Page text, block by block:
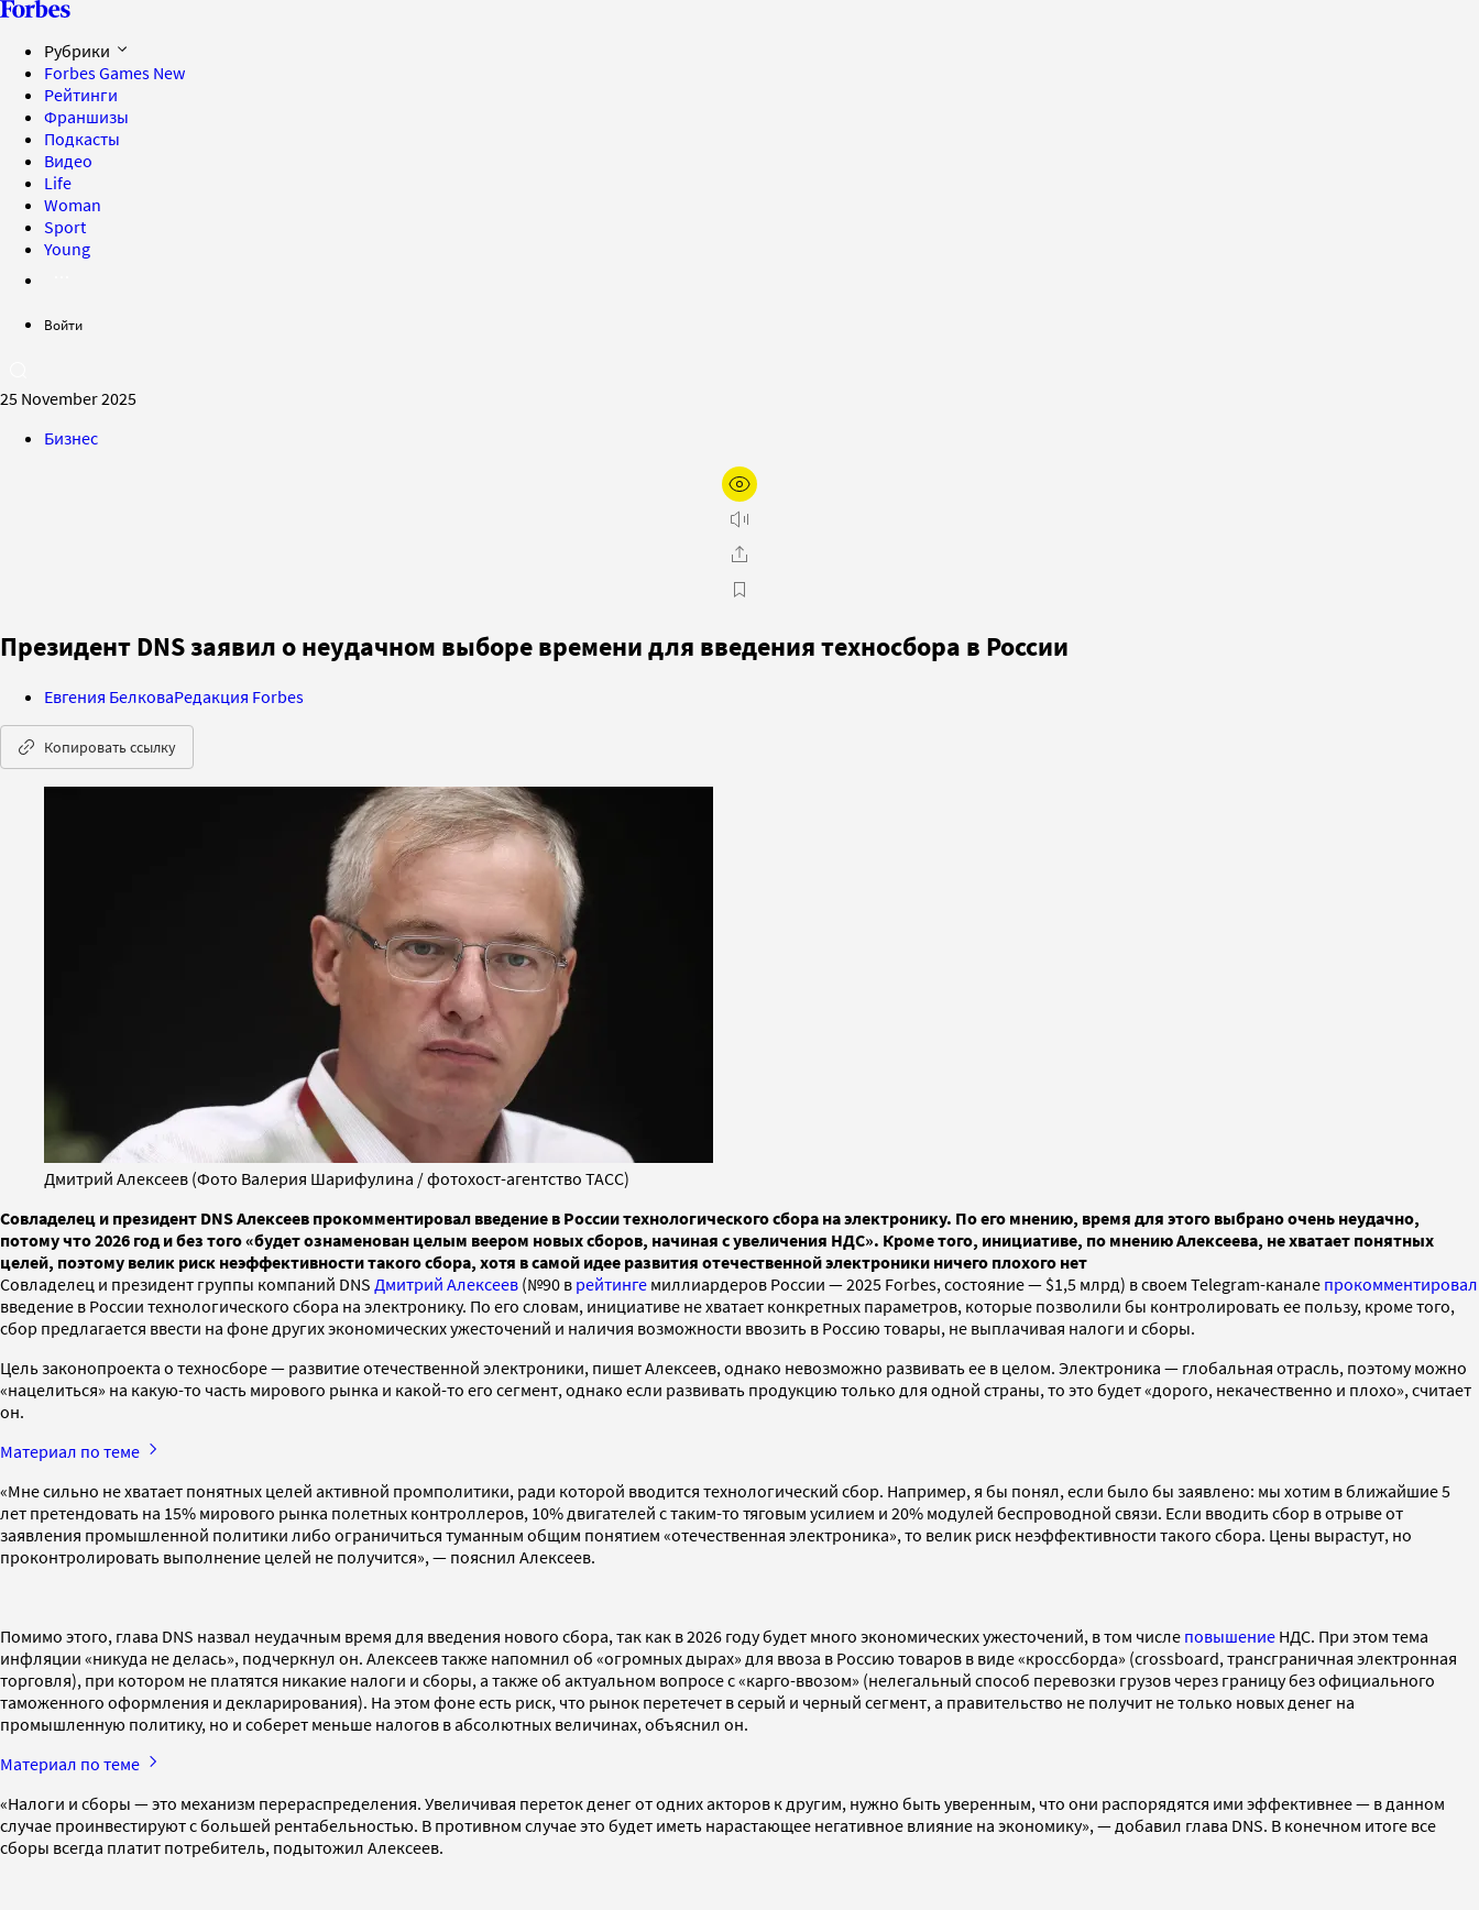
Рубрики
Forbes Games New
Рейтинги
Франшизы
Подкасты
Видео
Life
Woman
Sport
Young
Войти
25 November 2025
Бизнес
Президент DNS заявил о неудачном выборе времени для введения техносбора в России
Евгения БелковаРедакция Forbes
Копировать ссылку
Дмитрий Алексеев (Фото Валерия Шарифулина / фотохост-агентство ТАСС)
Совладелец и президент DNS Алексеев прокомментировал введение в России технологического сбора на электронику. По его мнению, время для этого выбрано очень неудачно,
потому что 2026 год и без того «будет ознаменован целым веером новых сборов, начиная с увеличения НДС». Кроме того, инициативе, по мнению Алексеева, не хватает понятных
целей, поэтому велик риск неэффективности такого сбора, хотя в самой идее развития отечественной электроники ничего плохого нет
Совладелец и президент группы компаний DNS Дмитрий Алексеев (№90 в рейтинге миллиардеров России — 2025 Forbes, состояние — $1,5 млрд) в своем Telegram-канале прокомментировал
введение в России технологического сбора на электронику. По его словам, инициативе не хватает конкретных параметров, которые позволили бы контролировать ее пользу, кроме того,
сбор предлагается ввести на фоне других экономических ужесточений и наличия возможности ввозить в Россию товары, не выплачивая налоги и сборы.
Цель законопроекта о техносборе — развитие отечественной электроники, пишет Алексеев, однако невозможно развивать ее в целом. Электроника — глобальная отрасль, поэтому можно
«нацелиться» на какую-то часть мирового рынка и какой-то его сегмент, однако если развивать продукцию только для одной страны, то это будет «дорого, некачественно и плохо», считает
он.
Материал по теме
«Мне сильно не хватает понятных целей активной промполитики, ради которой вводится технологический сбор. Например, я бы понял, если было бы заявлено: мы хотим в ближайшие 5
лет претендовать на 15% мирового рынка полетных контроллеров, 10% двигателей с таким-то тяговым усилием и 20% модулей беспроводной связи. Если вводить сбор в отрыве от
заявления промышленной политики либо ограничиться туманным общим понятием «отечественная электроника», то велик риск неэффективности такого сбора. Цены вырастут, но
проконтролировать выполнение целей не получится», — пояснил Алексеев.
Помимо этого, глава DNS назвал неудачным время для введения нового сбора, так как в 2026 году будет много экономических ужесточений, в том числе повышение НДС. При этом тема
инфляции «никуда не делась», подчеркнул он. Алексеев также напомнил об «огромных дырах» для ввоза в Россию товаров в виде «кроссборда» (crossboard, трансграничная электронная
торговля), при котором не платятся никакие налоги и сборы, а также об актуальном вопросе с «карго-ввозом» (нелегальный способ перевозки грузов через границу без официального
таможенного оформления и декларирования). На этом фоне есть риск, что рынок перетечет в серый и черный сегмент, а правительство не получит не только новых денег на
промышленную политику, но и соберет меньше налогов в абсолютных величинах, объяснил он.
Материал по теме
«Налоги и сборы — это механизм перераспределения. Увеличивая переток денег от одних акторов к другим, нужно быть уверенным, что они распорядятся ими эффективнее — в данном
случае проинвестируют с большей рентабельностью. В противном случае это будет иметь нарастающее негативное влияние на экономику», — добавил глава DNS. В конечном итоге все
сборы всегда платит потребитель, подытожил Алексеев.